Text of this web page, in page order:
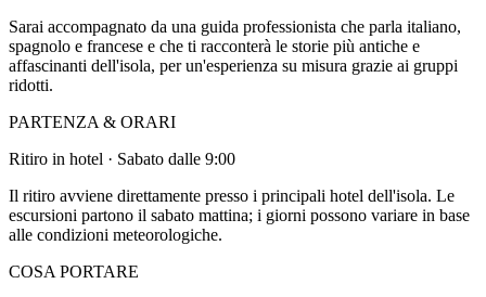
Sarai accompagnato da una guida professionista che parla italiano,
spagnolo e francese e che ti racconterà le storie più antiche e
affascinanti dell'isola, per un'esperienza su misura grazie ai gruppi
ridotti.
PARTENZA & ORARI
Ritiro in hotel · Sabato dalle 9:00
Il ritiro avviene direttamente presso i principali hotel dell'isola. Le
escursioni partono il sabato mattina; i giorni possono variare in base
alle condizioni meteorologiche.
COSA PORTARE